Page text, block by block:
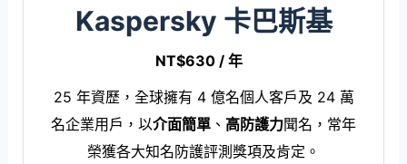
Kaspersky 卡巴斯基
NT$630 / 年
25 年資歷，全球擁有 4 億名個人客戶及 24 萬
名企業用戶，以介面簡單 、 高防護力聞名，常年
榮獲各大知名防護評測獎項及肯定。